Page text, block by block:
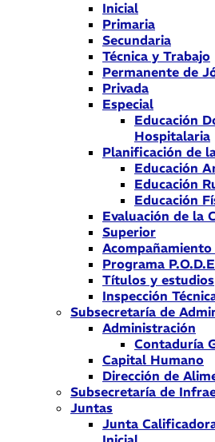
Inicial
Primaria
Secundaria
Técnica y Trabajo
Permanente de
Privada
Especial
Educación
Hospitalaria
Planificación de
Educación
Educación
Educación
Evaluación de la
Superior
Programa
Títulos y estudios
Inspección
Subsecretaría de
Administración
Contaduría
Capital Humano
Dirección de
Subsecretaría de
Juntas
Junta